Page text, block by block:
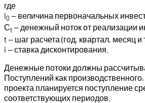
где
I0 — величина первоначальных
Сt— денежный ноток от реализации
t — шаг расчета (год, квартал, месяц и
i — ставка дисконтирования.
Денежные потоки должны
Поступлений как
проекта планируется поступление
соответствующих периодов.